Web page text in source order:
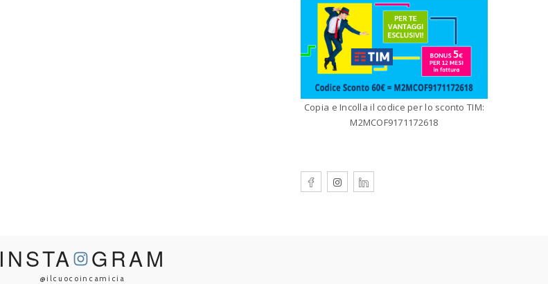
Copia e Incolla il codice per lo sconto TIM:
M2MCOF9171172618
INSTA GRAM
@ilcuocoincamicia